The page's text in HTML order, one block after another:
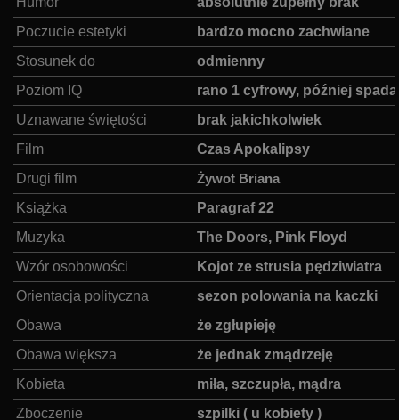
Poczucie estetyki
bardzo mocno zachwiane
Stosunek do
odmienny
Poziom IQ
rano 1 cyfrowy, później spada
Uznawane świętości
brak jakichkolwiek
Film
Czas Apokalipsy
Drugi film
Żywot Briana
Książka
Paragraf 22
Muzyka
The Doors, Pink Floyd
Wzór osobowości
Kojot ze strusia pędziwiatra
Orientacja polityczna
sezon polowania na kaczki
Obawa
że zgłupieję
Obawa większa
że jednak zmądrzeję
Kobieta
miła, szczupła, mądra
Zboczenie
szpilki ( u kobiety )